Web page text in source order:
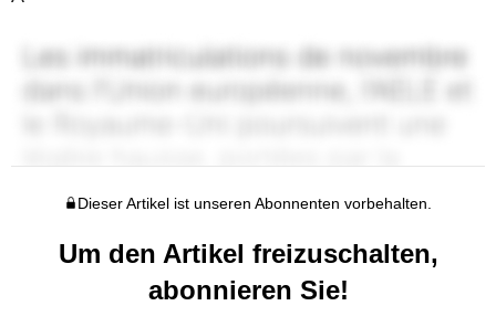
Dieser Artikel ist unseren Abonnenten vorbehalten.
Um den Artikel freizuschalten,
abonnieren Sie!